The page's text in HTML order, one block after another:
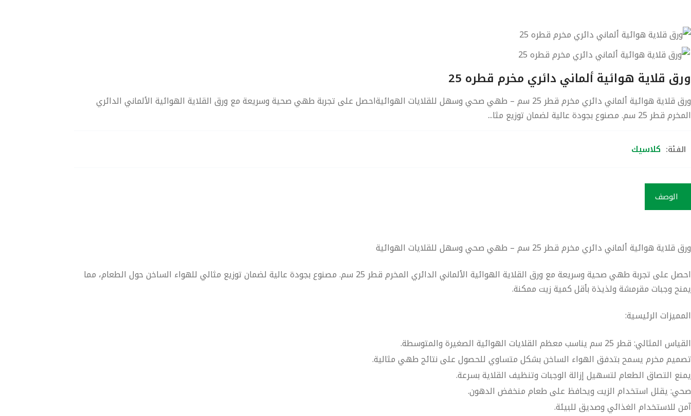
ورق قلاية هوائية ألماني دائري مخرم قطره 25
ورق قلاية هوائية ألماني دائري مخرم قطر 25 سم – طهي صحي وسهل للقلايات الهوائيةاحصل على تجربة طهي صحية وسريعة مع ورق القلاية الهوائية الألماني الدائري
المخرم قطر 25 سم. مصنوع بجودة عالية لضمان توزيع مثا...
الفئة: كلاسيك
الوصف
ورق قلاية هوائية ألماني دائري مخرم قطر 25 سم – طهي صحي وسهل للقلايات الهوائية
احصل على تجربة طهي صحية وسريعة مع ورق القلاية الهوائية الألماني الدائري المخرم قطر 25 سم
. مصنوع بجودة عالية لضمان توزيع مثالي للهواء الساخن حول الطعام، مما
يمنح وجبات مقرمشة ولذيذة بأقل كمية زيت ممكنة.
المميزات الرئيسية:
القياس المثالي: قطر 25 سم يناسب معظم القلايات الهوائية الصغيرة والمتوسطة.
تصميم مخرم يسمح بتدفق الهواء الساخن بشكل متساوي للحصول على نتائج طهي مثالية.
يمنع التصاق الطعام لتسهيل إزالة الوجبات وتنظيف القلاية بسرعة.
صحي: يقلل استخدام الزيت ويحافظ على طعام منخفض الدهون.
آمن للاستخدام الغذائي وصديق للبيئة.